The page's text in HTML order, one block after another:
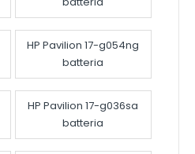
HP Pavilion 17-g054ng
batteria
HP Pavilion 17-g036sa
batteria